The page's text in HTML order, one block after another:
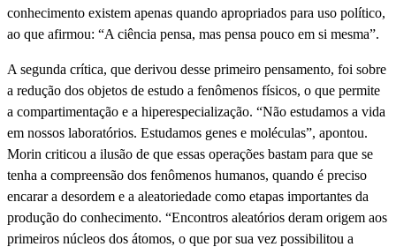
conhecimento existem apenas quando apropriados para uso político,
ao que afirmou: “A ciência pensa, mas pensa pouco em si mesma”.
A segunda crítica, que derivou desse primeiro pensamento, foi sobre
a redução dos objetos de estudo a fenômenos físicos, o que permite
a compartimentação e a hiperespecialização. “Não estudamos a vida
em nossos laboratórios. Estudamos genes e moléculas”, apontou.
Morin criticou a ilusão de que essas operações bastam para que se
tenha a compreensão dos fenômenos humanos, quando é preciso
encarar a desordem e a aleatoriedade como etapas importantes da
produção do conhecimento. “Encontros aleatórios deram origem aos
primeiros núcleos dos átomos, o que por sua vez possibilitou a